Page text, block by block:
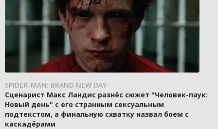
SPIDER-MAN: BRAND NEW DAY
Сценарист Макс Ландис разнёс сюжет "Человек-паук:
Новый день" с его странным сексуальным
подтекстом, а финальную схватку назвал боем с
каскадёрами